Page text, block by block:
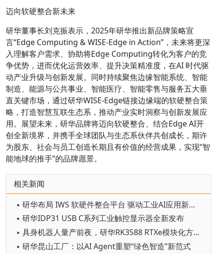
迈向软硬整合新未来
研华董事长刘克振表示，2025年研华推出新品牌策略宣
言“Edge Computing & WISE-Edge in Action”，未来将更深
入理解客户需求、协助将Edge Computing转化为客户的竞
争优势，进而优化运营效率、提升决策精准度，在AI 时代驱
动产业升级与创新发展。同时持续聚焦边缘智能系统、智能
制造、能源与公共事业、智能医疗、智能零售与服务五大垂
直关键市场，通过研华WISE-Edge链接边缘端的软硬整合策
略，打造智慧互联生态系，推动产业实时洞察与创新发展应
用。展望未来，研华品牌将迈向软硬整合、结合Edge AI开
创全新境界，并携手全球团队与生态系伙伴共创成长，期许
为股东、社会与员工创造长期且有价值的经营成果，实现“智
能地球的推手”的品牌愿景。
相关新闻
▪ 研华布局 IWS 软硬件整合平台 驱动工业AI应用新商机
▪ 研华IDP31 USB C系列工业触控显示器全新发布
▪ 具身机器人量产前夜，研华RK3588 RTXe模块化方案助力“小脑”成本优化
▪ 研华昆山工厂：以AI Agent重塑“绿色智造”新范式